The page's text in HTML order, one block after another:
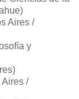
Aires /
y
/